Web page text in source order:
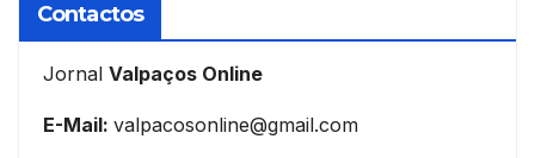
Contactos
Jornal Valpaços Online
E-Mail: valpacosonline@gmail.com